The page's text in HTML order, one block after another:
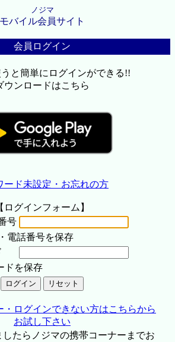
ノジマ
モバイル会員サイト
会員ログイン
と簡単にログインができる!!
ウンロードはこちら
ード未設定・お忘れの方
【ログインフォーム】
号
電話番号を保存
ドを保存
・ログインできない方はこちらから
お試し下さい
たらノジマの携帯コーナーまでお